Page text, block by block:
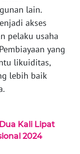
lain.
akses
pelaku usaha
yang
likuiditas,
lebih baik
Kali Lipat
2024